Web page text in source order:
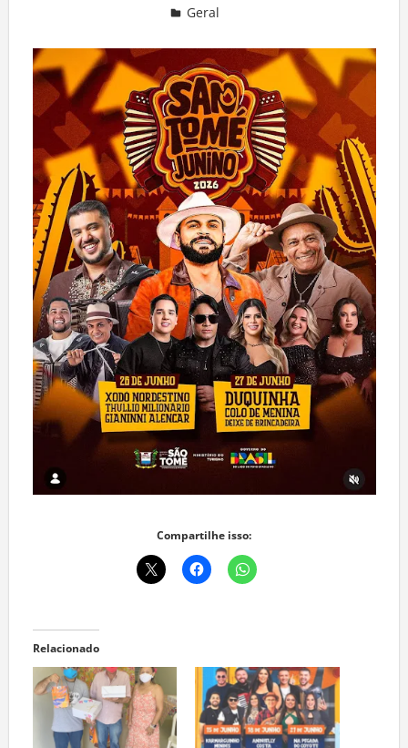
Geral
Compartilhe isso:
Relacionado